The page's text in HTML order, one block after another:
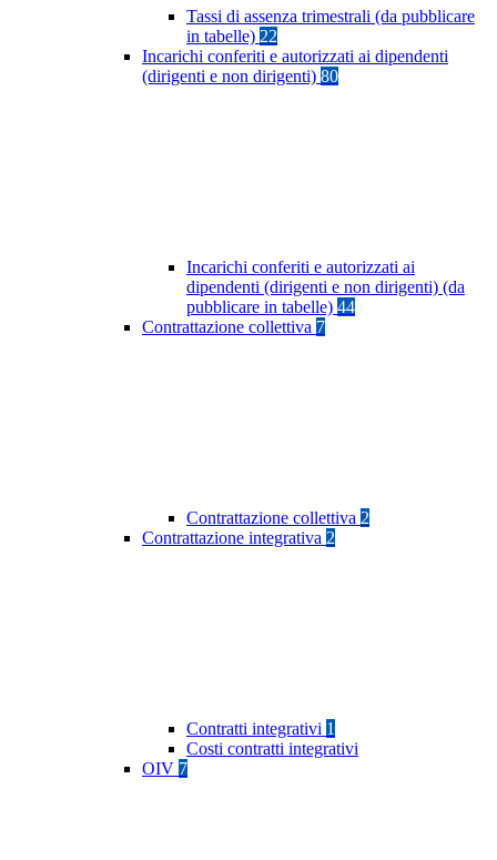
Tassi di assenza trimestrali (da pubblicare
in tabelle) 22
Incarichi conferiti e autorizzati ai dipendenti
(dirigenti e non dirigenti) 80
Incarichi conferiti e autorizzati ai
dipendenti (dirigenti e non dirigenti) (da
pubblicare in tabelle) 44
Contrattazione collettiva 7
Contrattazione collettiva 2
Contrattazione integrativa 2
Contratti integrativi 1
Costi contratti integrativi
OIV 7